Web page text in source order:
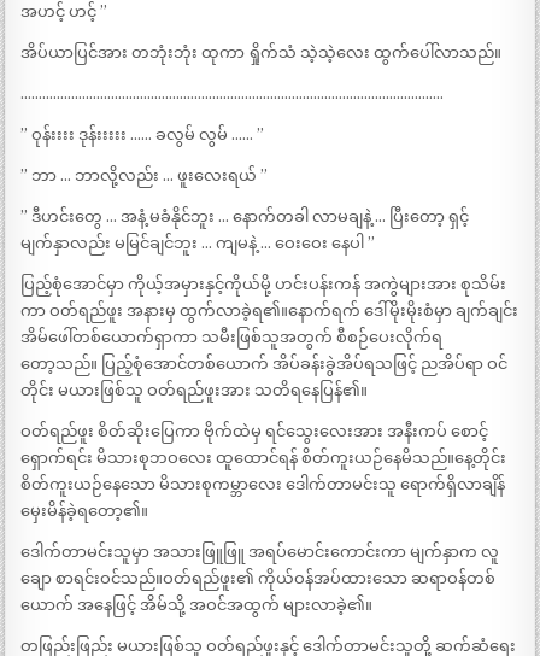
အဟင့် ဟင့် ”
အိပ်ယာပြင်အား တဘုံးဘုံး ထုကာ ရှိုက်သံ သဲ့သဲ့လေး ထွက်ပေါ်လာသည်။
………………………………………………………………………………………………………
” ဝုန်းးးး ဒုန်းးးးး …… ခလွမ် လွမ် …… ”
” ဘာ … ဘာလို့လည်း … ဖူးလေးရယ် ”
” ဒီဟင်းတွေ … အနံ့ မခံနိုင်ဘူး … နောက်တခါ လာမချနဲ့ … ပြီးတော့ ရှင့်
မျက်နှာလည်း မမြင်ချင်ဘူး … ကျမနဲ့ … ဝေးဝေး နေပါ ”
ပြည့်စုံအောင်မှာ ကိုယ့်အမှားနှင့်ကိုယ်မို့ ဟင်းပန်းကန် အကွဲများအား စုသိမ်း
ကာ ဝတ်ရည်ဖူး အနားမှ ထွက်လာခဲ့ရ၏။နောက်ရက် ဒေါ်မိုးမိုးစံမှာ ချက်ချင်း
အိမ်ဖေါ်တစ်ယောက်ရှာကာ သမီးဖြစ်သူအတွက် စီစဉ်ပေးလိုက်ရ
တော့သည်။ ပြည့်စုံအောင်တစ်ယောက် အိပ်ခန်းခွဲအိပ်ရသဖြင့် ညအိပ်ရာ ဝင်
တိုင်း မယားဖြစ်သူ ဝတ်ရည်ဖူးအား သတိရနေပြန်၏။
ဝတ်ရည်ဖူး စိတ်ဆိုးပြေကာ ဗိုက်ထဲမှ ရင်သွေးလေးအား အနီးကပ် စောင့်
ရှောက်ရင်း မိသားစုဘဝလေး ထူထောင်ရန် စိတ်ကူးယဉ်နေမိသည်။နေ့တိုင်း
စိတ်ကူးယဉ်နေသော မိသားစုကမ္ဘာလေး ဒေါက်တာမင်းသူ ရောက်ရှိလာချိန်
မှေးမိန်ခဲ့ရတော့၏။
ဒေါက်တာမင်းသူမှာ အသားဖြူဖြူ အရပ်မောင်းကောင်းကာ မျက်နှာက လူ
ချော စာရင်းဝင်သည်။ဝတ်ရည်ဖူး၏ ကိုယ်ဝန်အပ်ထားသော ဆရာဝန်တစ်
ယောက် အနေဖြင့် အိမ်သို့ အဝင်အထွက် များလာခဲ့၏။
တဖြည်းဖြည်း မယားဖြစ်သူ ဝတ်ရည်ဖူးနှင့် ဒေါက်တာမင်းသူတို့ ဆက်ဆံရေး